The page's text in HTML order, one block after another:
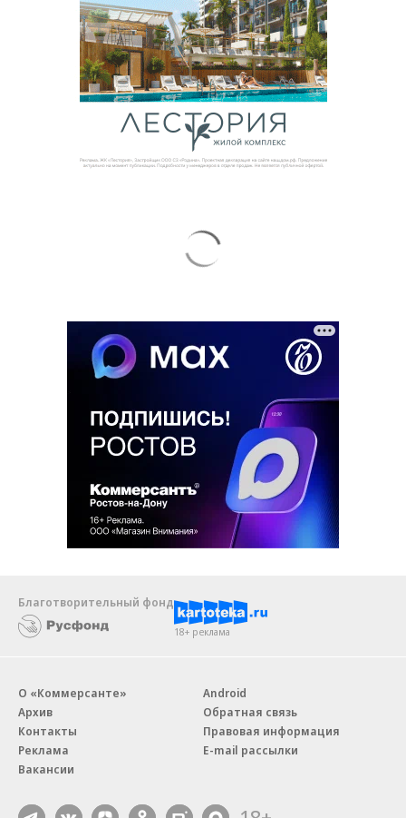
Благотворительный фонд
18+ реклама
О «Коммерсанте»
Архив
Контакты
Реклама
Вакансии
Android
Обратная связь
Правовая информация
E-mail рассылки